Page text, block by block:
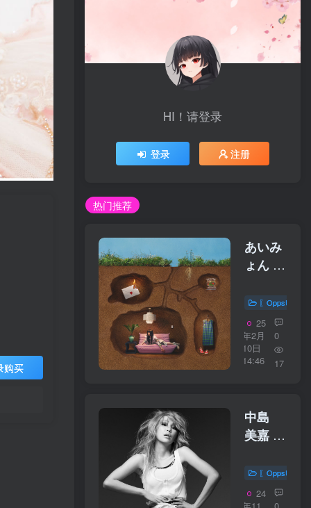
购买
HI！请登录
登录 注册
热门推荐
あいみ
ょん –
行くの
に
【96kHz
／
24bit】
〖OppsUplus
25
年2月
10日
14:46
0
17
中島
美嘉 –
SAI_REN
〜
〖OppsUplus
24